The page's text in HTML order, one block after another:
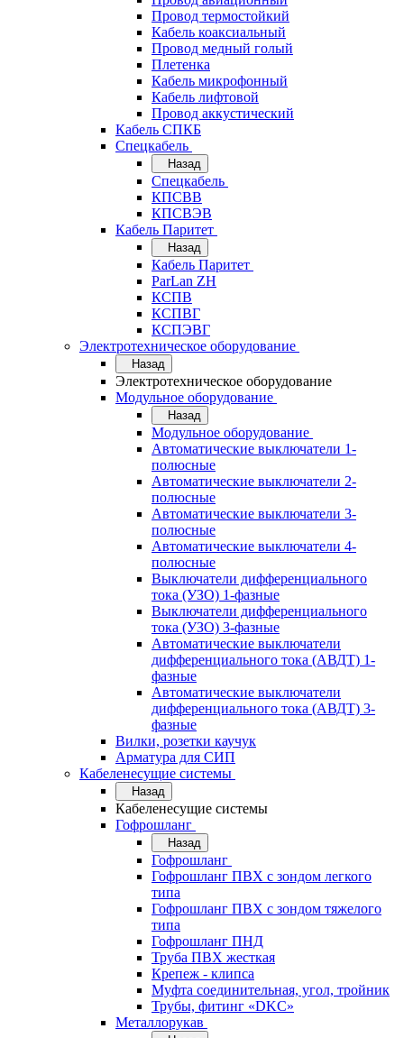
Провод термостойкий
Кабель коаксиальный
Провод медный голый
Плетенка
Кабель микрофонный
Кабель лифтовой
Провод аккустический
Кабель СПКБ
Спецкабель
Назад
Спецкабель
КПСВВ
КПСВЭВ
Кабель Паритет
Назад
Кабель Паритет
ParLan ZH
КСПВ
КСПВГ
КСПЭВГ
Электротехническое оборудование
Назад
Электротехническое оборудование
Модульное оборудование
Назад
Модульное оборудование
Автоматические выключатели 1-
полюсные
Автоматические выключатели 2-
полюсные
Автоматические выключатели 3-
полюсные
Автоматические выключатели 4-
полюсные
Выключатели дифференциального
тока (УЗО) 1-фазные
Выключатели дифференциального
тока (УЗО) 3-фазные
Автоматические выключатели
дифференциального тока (АВДТ) 1-
фазные
Автоматические выключатели
дифференциального тока (АВДТ) 3-
фазные
Вилки, розетки каучук
Арматура для СИП
Кабеленесущие системы
Назад
Кабеленесущие системы
Гофрошланг
Назад
Гофрошланг
Гофрошланг ПВХ с зондом легкого
типа
Гофрошланг ПВХ с зондом тяжелого
типа
Гофрошланг ПНД
Труба ПВХ жесткая
Крепеж - клипса
Муфта соединительная, угол, тройник
Трубы, фитинг «DKC»
Металлорукав